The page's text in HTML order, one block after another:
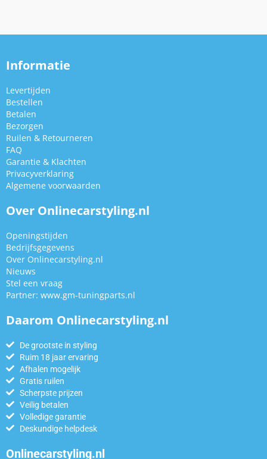
Informatie
Levertijden
Bestellen
Betalen
Bezorgen
Ruilen & Retourneren
FAQ
Garantie & Klachten
Privacyverklaring
Algemene voorwaarden
Over Onlinecarstyling.nl
Openingstijden
Bedrijfsgegevens
Over Onlinecarstyling.nl
Nieuws
Stel een vraag
Partner: www.gm-tuningparts.nl
Daarom Onlinecarstyling.nl
De grootste in styling
Ruim 18 jaar ervaring
Afhalen mogelijk
Gratis ruilen
Scherpste prijzen
Veilig betalen
Volledige garantie
Deskundige helpdesk
Onlinecarstyling.nl